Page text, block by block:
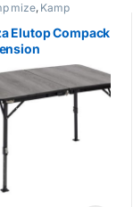
mize, Kamp
Elutop Compack